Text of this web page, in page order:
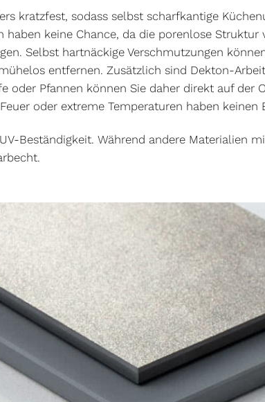
kratzfest, sodass selbst scharfkantige
haben keine Chance, da die porenlose
Selbst hartnäckige Verschmutzungen
entfernen. Zusätzlich sind Dekton-
oder Pfannen können Sie daher direkt auf der
oder extreme Temperaturen haben
Beständigkeit. Während andere Materialien